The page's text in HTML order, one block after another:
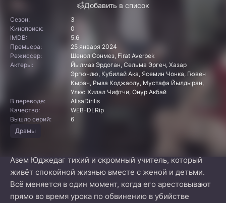
Добавить в список
Сезон:
3
Кинопоиск:
0
IMDB:
5.6
Премьера:
25 января 2024
Режиссер:
Шенол Сонмез, Firat Averbek
Актеры:
Йылмаз Эрдоган, Сельма Эргеч, Хазар
Эргючлю, Кубилай Ака, Ясемин Чонка, Гювен
Кырач, Рыза Коджаолу, Мустафа Йылдыран,
Улкю Хилал Чифтчи, Онур Акбай
В переводе:
AlisaDirilis
Качество:
WEB-DLRip
Вышло серий:
6
Драмы
Азем Юджедаг тихий и скромный учитель, который
живёт спокойной жизнью вместе с женой и детьми.
Всё меняется в один момент, когда его арестовывают
прямо во время урока по обвинению в убийстве